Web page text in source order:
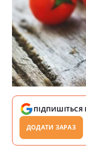
ПІДПИШІТЬСЯ
ДОДАТИ ЗАРАЗ